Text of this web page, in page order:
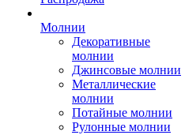
Молнии
Декоративные
молнии
Джинсовые молнии
Металлические
молнии
Потайные молнии
Рулонные молнии